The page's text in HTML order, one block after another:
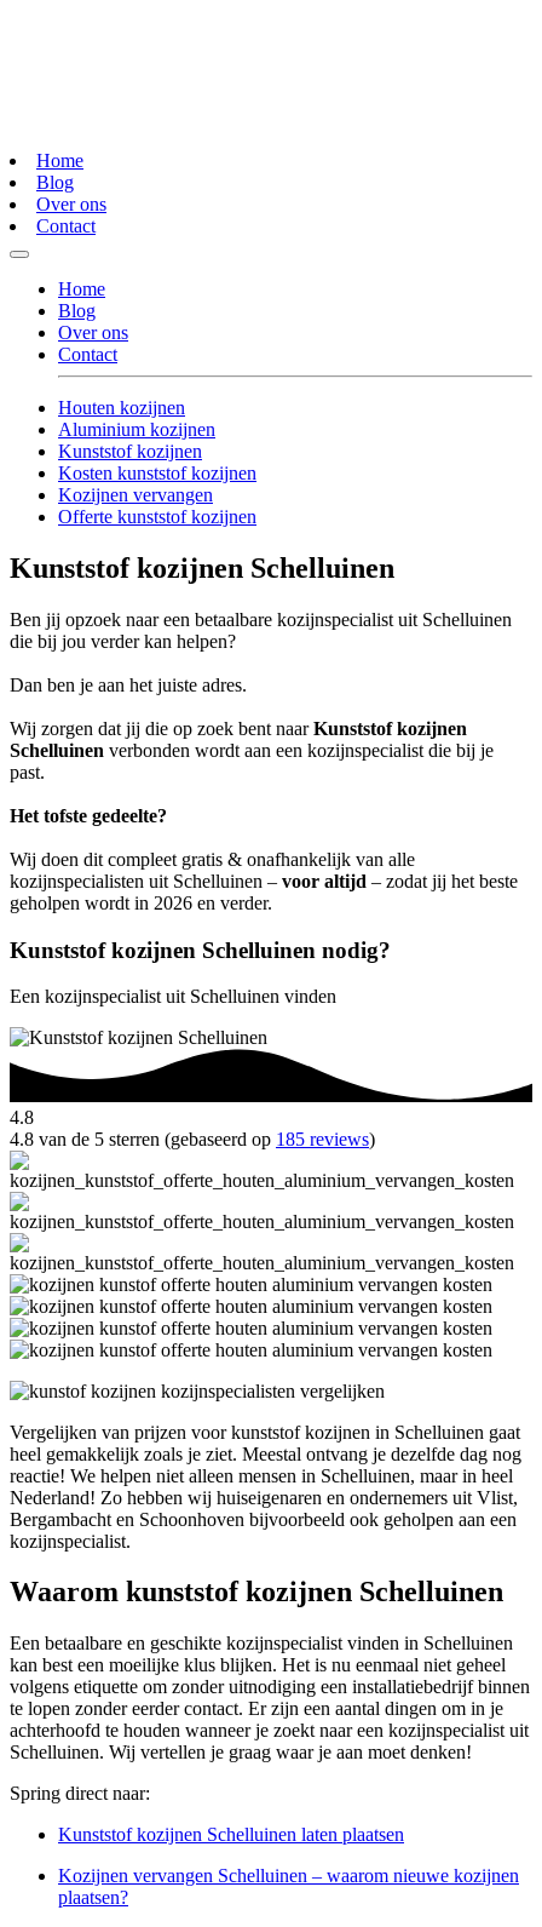
Home
Blog
Over ons
Contact
Home
Blog
Over ons
Contact
Houten kozijnen
Aluminium kozijnen
Kunststof kozijnen
Kosten kunststof kozijnen
Kozijnen vervangen
Offerte kunststof kozijnen
Kunststof kozijnen Schelluinen
Ben jij opzoek naar een betaalbare kozijnspecialist uit Schelluinen
die bij jou verder kan helpen?
Dan ben je aan het juiste adres.
Wij zorgen dat jij die op zoek bent naarKunststof kozijnen
Schelluinen verbonden wordt aan een kozijnspecialist die bij je
past.
Het tofste gedeelte?
Wij doen dit compleet gratis & onafhankelijk van alle
kozijnspecialisten uit Schelluinen – voor altijd – zodat jij het beste
geholpen wordt in 2026 en verder.
Kunststof kozijnen Schelluinen nodig?
Een kozijnspecialist uit Schelluinen vinden
4.8
4.8 van de 5 sterren (gebaseerd op 185 reviews)
Vergelijken van prijzen voor kunststof kozijnen in Schelluinen gaat
heel gemakkelijk zoals je ziet. Meestal ontvang je dezelfde dag nog
reactie! We helpen niet alleen mensen in Schelluinen, maar in heel
Nederland! Zo hebben wij huiseigenaren en ondernemers uit Vlist,
Bergambacht en Schoonhoven bijvoorbeeld ook geholpen aan een
kozijnspecialist.
Waarom kunststof kozijnen Schelluinen
Een betaalbare en geschikte kozijnspecialist vinden in Schelluinen
kan best een moeilijke klus blijken. Het is nu eenmaal niet geheel
volgens etiquette om zonder uitnodiging een installatiebedrijf binnen
te lopen zonder eerder contact. Er zijn een aantal dingen om in je
achterhoofd te houden wanneer je zoekt naar een kozijnspecialist uit
Schelluinen. Wij vertellen je graag waar je aan moet denken!
Spring direct naar:
Kunststof kozijnen Schelluinen laten plaatsen
Kozijnen vervangen Schelluinen – waarom nieuwe kozijnen
plaatsen?